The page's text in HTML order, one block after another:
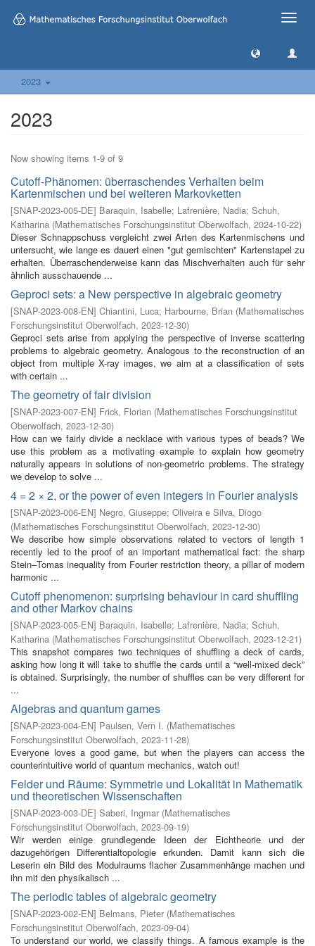
Toggle
2023
2023
Now showing items 1-9 of 9
Cutoff-Phänomen: überraschendes Verhalten beim
Kartenmischen und bei weiteren Markovketten
[SNAP-2023-005-DE] Baraquin, Isabelle; Lafrenière, Nadia; Schuh,
Katharina (Mathematisches Forschungsinstitut Oberwolfach, 2024-10-22)
Dieser Schnappschuss vergleicht zwei Arten des Kartenmischens und
untersucht, wie lange es dauert einen "gut gemischten" Kartenstapel zu
erhalten. Überraschenderweise kann das Mischverhalten auch für sehr
ähnlich ausschauende ...
Geproci sets: a New perspective in algebraic geometry
[SNAP-2023-008-EN] Chiantini, Luca; Harbourne, Brian (Mathematisches
Forschungsinstitut Oberwolfach, 2023-12-30)
Geproci sets arise from applying the perspective of inverse scattering
problems to algebraic geometry. Analogous to the reconstruction of an
object from multiple X-ray images, we aim at a classification of sets
with certain ...
The geometry of fair division
[SNAP-2023-007-EN] Frick, Florian (Mathematisches Forschungsinstitut
Oberwolfach, 2023-12-30)
How can we fairly divide a necklace with various types of beads? We
use this problem as a motivating example to explain how geometry
naturally appears in solutions of non-geometric problems. The strategy
we develop to solve ...
4 = 2 × 2, or the power of even integers in Fourier analysis
[SNAP-2023-006-EN] Negro, Giuseppe; Oliveira e Silva, Diogo
(Mathematisches Forschungsinstitut Oberwolfach, 2023-12-30)
We describe how simple observations related to vectors of length 1
recently led to the proof of an important mathematical fact: the sharp
Stein–Tomas inequality from Fourier restriction theory, a pillar of modern
harmonic ...
Cutoff phenomenon: surprising behaviour in card shuffling
and other Markov chains
[SNAP-2023-005-EN] Baraquin, Isabelle; Lafrenière, Nadia; Schuh,
Katharina (Mathematisches Forschungsinstitut Oberwolfach, 2023-12-21)
This snapshot compares two techniques of shuffling a deck of cards,
asking how long it will take to shuffle the cards until a “well-mixed deck”
is obtained. Surprisingly, the number of shuffles can be very different for
...
Algebras and quantum games
[SNAP-2023-004-EN] Paulsen, Vern I. (Mathematisches
Forschungsinstitut Oberwolfach, 2023-11-28)
Everyone loves a good game, but when the players can access the
counterintuitive world of quantum mechanics, watch out!
Felder und Räume: Symmetrie und Lokalität in Mathematik
und theoretischen Wissenschaften
[SNAP-2023-003-DE] Saberi, Ingmar (Mathematisches
Forschungsinstitut Oberwolfach, 2023-09-19)
Wir werden einige grundlegende Ideen der Eichtheorie und der
dazugehörigen Differentialtopologie erkunden. Damit kann sich die
Leserin ein Bild des Modulraums flacher Zusammenhänge machen und
ihn mit den physikalisch ...
The periodic tables of algebraic geometry
[SNAP-2023-002-EN] Belmans, Pieter (Mathematisches
Forschungsinstitut Oberwolfach, 2023-09-04)
To understand our world, we classify things. A famous example is the